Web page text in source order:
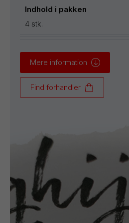
Indhold i pakken
4 stk.
Mere information
Find forhandler